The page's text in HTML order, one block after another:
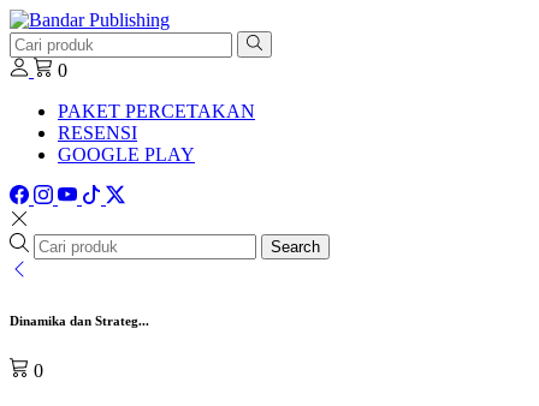
0
PAKET PERCETAKAN
RESENSI
GOOGLE PLAY
Search
Dinamika dan Strateg...
0